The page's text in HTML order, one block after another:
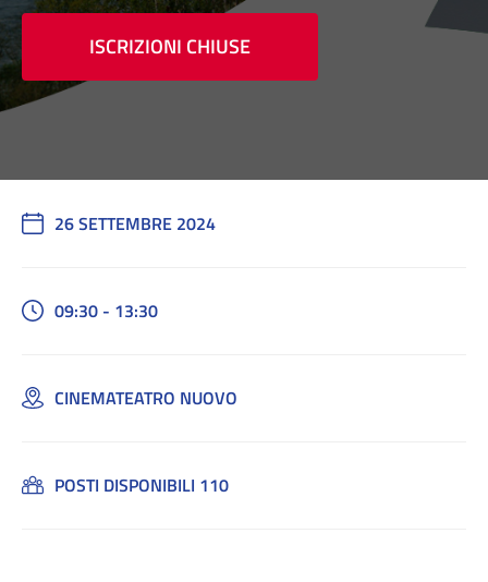
ISCRIZIONI CHIUSE
26 SETTEMBRE 2024
09:30 - 13:30
CINEMATEATRO NUOVO
POSTI DISPONIBILI 110